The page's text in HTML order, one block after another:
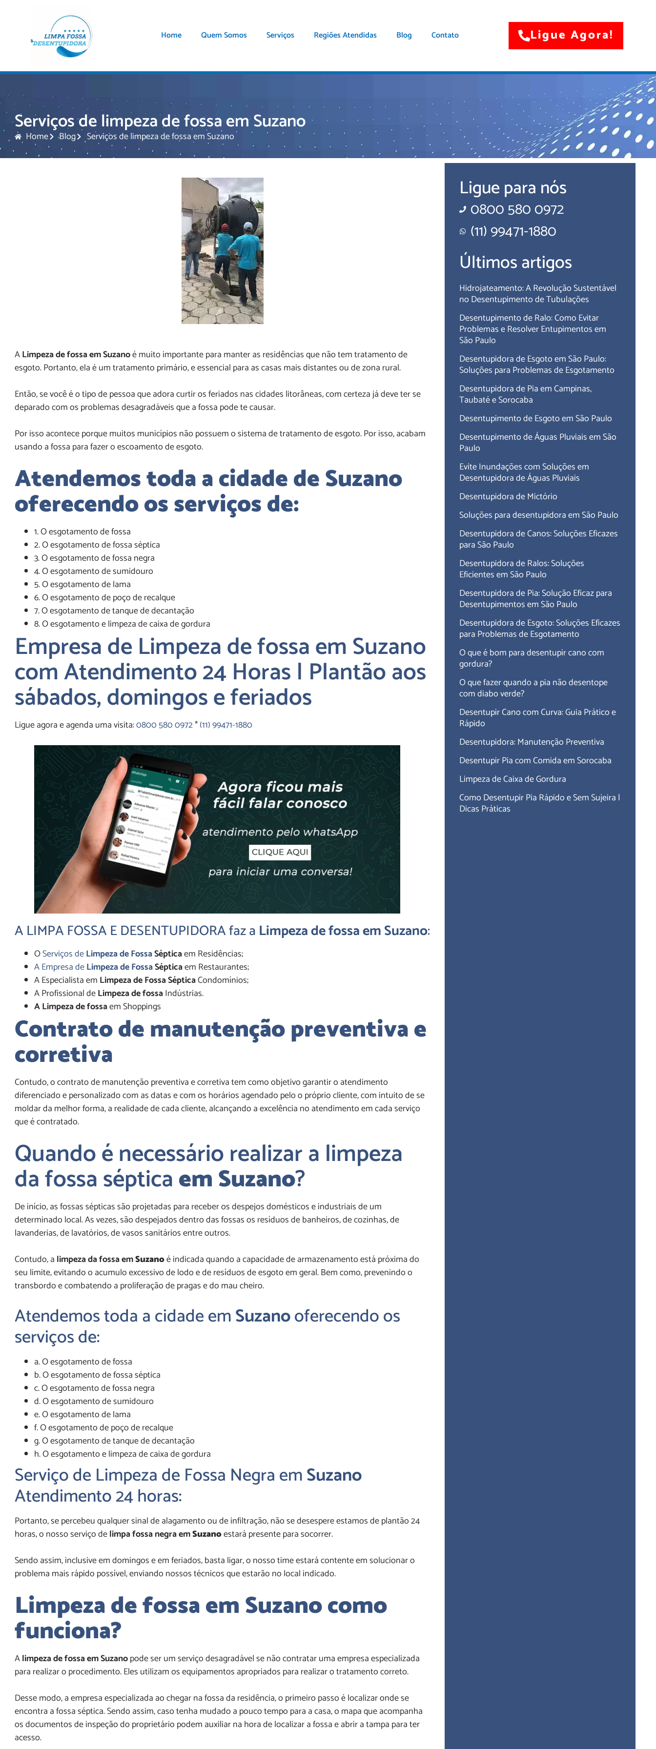
Home Quem Somos Serviços Regiões Atendidas Blog Contato Ligue Agora!
Serviços de limpeza de fossa em Suzano
Home Blog Serviços de limpeza de fossa em Suzano
ALimpeza de fossa em Suzanoé muito importante para manter as residências que não tem tratamento de
esgoto. Portanto, ela é um tratamento primário, e essencial para as casas mais distantes ou de zona rural.
Então, se você é o tipo de pessoa que adora curtir os feriados nas cidades litorâneas, com certeza já deve ter se
deparado com os problemas desagradáveis que a fossa pode te causar.
Por isso acontece porque muitos municípios não possuem o sistema de tratamento de esgoto. Por isso, acabam
usando a fossa para fazer o escoamento de esgoto.
Atendemos toda a cidade de Suzano
oferecendo os serviços de:
1. O esgotamento de fossa
2. O esgotamento de fossa séptica
3. O esgotamento de fossa negra
4. O esgotamento de sumidouro
5. O esgotamento de lama
6. O esgotamento de poço de recalque
7. O esgotamento de tanque de decantação
8. O esgotamento e limpeza de caixa de gordura
Empresa de Limpeza de fossa em Suzano
com Atendimento 24 Horas | Plantão aos
sábados, domingos e feriados
Ligue agora e agenda uma visita:0800 580 0972*(11) 99471-1880
A LIMPA FOSSA EDESENTUPIDORAfaz aLimpeza de fossa em Suzano:
OServiços deLimpeza de FossaSépticaem Residências;
A Empresa deLimpeza de FossaSépticaem Restaurantes;
A Especialista em Limpeza de Fossa SépticaCondomínios;
A Profissional deLimpeza de fossaIndústrias.
A Limpeza de fossaem Shoppings
Contrato de manutenção preventiva e
corretiva
Contudo, o contrato de manutenção preventiva e corretiva tem como objetivo garantir o atendimento
diferenciado e personalizado com as datas e com os horários agendado pelo o próprio cliente, com intuito de se
moldar da melhor forma, a realidade de cada cliente, alcançando a excelência no atendimento em cada serviço
que é contratado.
Quando é necessário realizar a limpeza
da fossa sépticaem Suzano?
De início, as fossas sépticas são projetadas para receber os despejos domésticos e industriais de um
determinado local. As vezes, são despejados dentro das fossas os resíduos de banheiros, de cozinhas, de
lavanderias, de lavatórios, de vasos sanitários entre outros.
Contudo, a limpeza da fossa emSuzanoé indicada quando a capacidade de armazenamento está próxima do
seu limite, evitando o acumulo excessivo de lodo e de resíduos de esgoto em geral. Bem como, prevenindo o
transbordo e combatendo a proliferação de pragas e do mau cheiro.
Atendemos toda a cidade emSuzanooferecendo os
serviços de:
a. O esgotamento de fossa
b. O esgotamento de fossa séptica
c. O esgotamento de fossa negra
d. O esgotamento de sumidouro
e. O esgotamento de lama
f. O esgotamento de poço de recalque
g. O esgotamento de tanque de decantação
h. O esgotamento e limpeza de caixa de gordura
Serviço de Limpeza de Fossa Negra emSuzano
Atendimento 24 horas:
Portanto, se percebeu qualquer sinal de alagamento ou de infiltração, não se desespere estamos de plantão 24
horas, o nosso serviço delimpa fossa negra emSuzanoestará presente para socorrer.
Sendo assim, inclusive em domingos e em feriados, basta ligar, o nosso time estará contente em solucionar o
problema mais rápido possível, enviando nossos técnicos que estarão no local indicado.
Limpeza de fossa emSuzanocomo
funciona?
Alimpeza de fossa em Suzanopode ser um serviço desagradável se não contratar uma empresa especializada
para realizar o procedimento. Eles utilizam os equipamentos apropriados para realizar o tratamento correto.
Desse modo, a empresa especializada ao chegar na fossa da residência, o primeiro passo é localizar onde se
encontra a fossa séptica. Sendo assim, caso tenha mudado a pouco tempo para a casa, o mapa que acompanha
os documentos de inspeção do proprietário podem auxiliar na hora de localizar a fossa e abrir a tampa para ter
acesso.
Ligue para nós
0800 580 0972
(11) 99471-1880
Últimos artigos
Hidrojateamento: A Revolução Sustentável
no Desentupimento de Tubulações
Desentupimento de Ralo: Como Evitar
Problemas e Resolver Entupimentos em
São Paulo
Desentupidora de Esgoto em São Paulo:
Soluções para Problemas de Esgotamento
Desentupidora de Pia em Campinas,
Taubaté e Sorocaba
Desentupimento de Esgoto em São Paulo
Desentupimento de Águas Pluviais em São
Paulo
Evite Inundações com Soluções em
Desentupidora de Águas Pluviais
Desentupidora de Mictório
Soluções para desentupidora em São Paulo
Desentupidora de Canos: Soluções Eficazes
para São Paulo
Desentupidora de Ralos: Soluções
Eficientes em São Paulo
Desentupidora de Pia: Solução Eficaz para
Desentupimentos em São Paulo
Desentupidora de Esgoto: Soluções Eficazes
para Problemas de Esgotamento
O que é bom para desentupir cano com
gordura?
O que fazer quando a pia não desentope
com diabo verde?
Desentupir Cano com Curva: Guia Prático e
Rápido
Desentupidora: Manutenção Preventiva
Desentupir Pia com Comida em Sorocaba
Limpeza de Caixa de Gordura
Como Desentupir Pia Rápido e Sem Sujeira |
Dicas Práticas